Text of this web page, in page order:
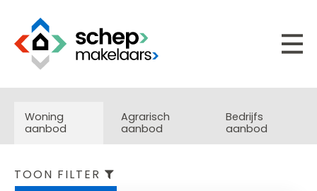
Woning
aanbod
Agrarisch
aanbod
Bedrijfs
aanbod
TOON FILTER